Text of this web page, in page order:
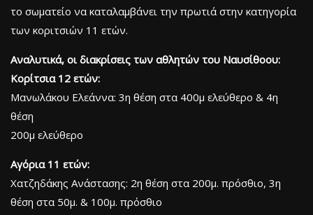
το σωματείο να καταλαμβάνει την πρωτιά στην κατηγορία
των κοριτσιών 11 ετών.
Αναλυτικά, οι διακρίσεις των αθλητών του Ναυσίθοου:
Κορίτσια 12 ετών:
Μανωλάκου Ελεάννα: 3η θέση στα 400μ ελεύθερο & 4η
θέση
200μ ελεύθερο
Αγόρια 11 ετών:
Χατζηδάκης Ανάστασης: 2η θέση στα 200μ. πρόσθιο, 3η
θέση στα 50μ. & 100μ. πρόσθιο